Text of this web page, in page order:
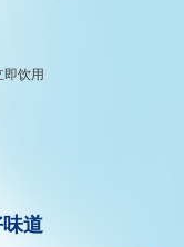
即饮用
道